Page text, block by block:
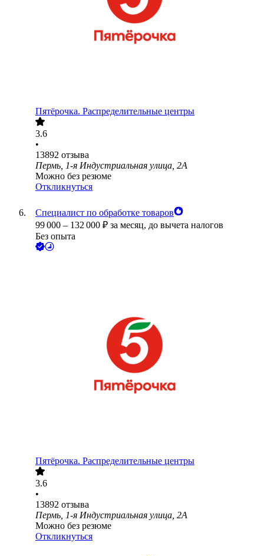
Пятёрочка. Распределительные центры
3.6
•
13892 отзыва
Пермь, 1-я Индустриальная улица, 2А
Можно без резюме
Откликнуться
Специалист по обработке товаров
99 000 – 132 000 ₽ за месяц, до вычета налогов
Без опыта
Пятёрочка. Распределительные центры
3.6
•
13892 отзыва
Пермь, 1-я Индустриальная улица, 2А
Можно без резюме
Откликнуться